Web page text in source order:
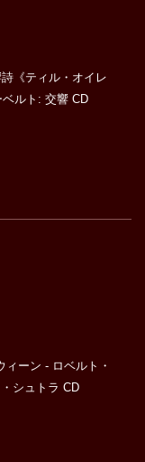
《ティル・オイレ
ルト: 交響 CD
ーン - ロベルト・
シュトラ CD